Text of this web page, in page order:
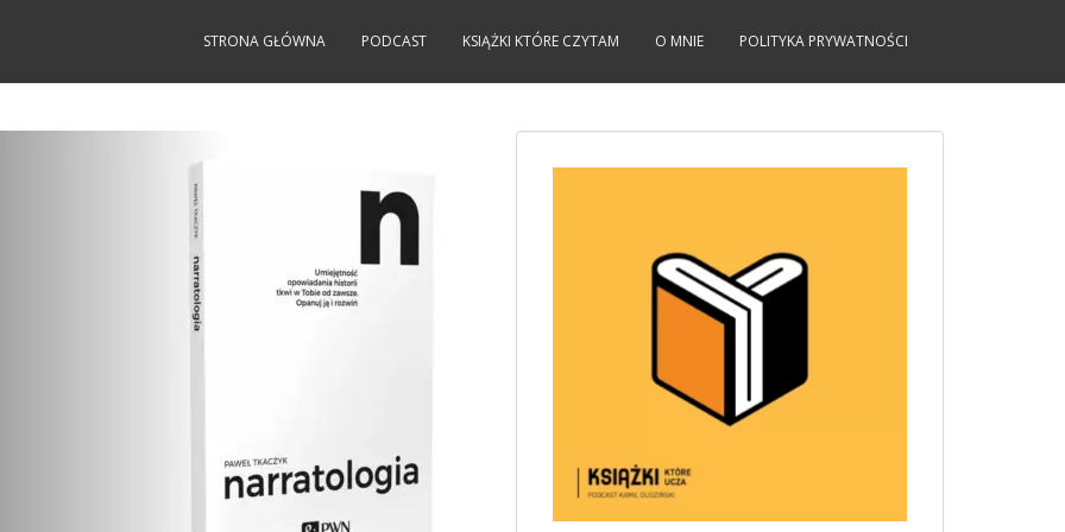
STRONA GŁÓWNA PODCAST KSIĄŻKI KTÓRE CZYTAM O MNIE POLITYKA PRYWATNOŚCI